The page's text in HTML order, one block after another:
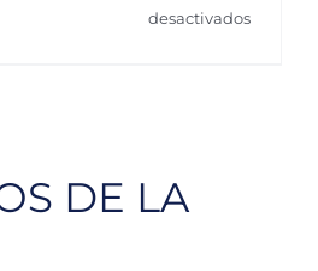
desactivadosen
DE LA